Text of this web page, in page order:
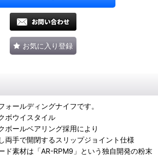
お気に入り登録
ォールディングナイフです。
ボウイスタイル
ボールベアリング採用により
両手で開閉するスリップジョイント仕様
ド素材は「AR-RPM9」という独自開発の粉末